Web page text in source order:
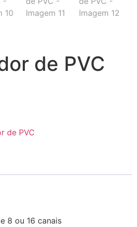
de PVC
de PVC
8 ou 16 canais